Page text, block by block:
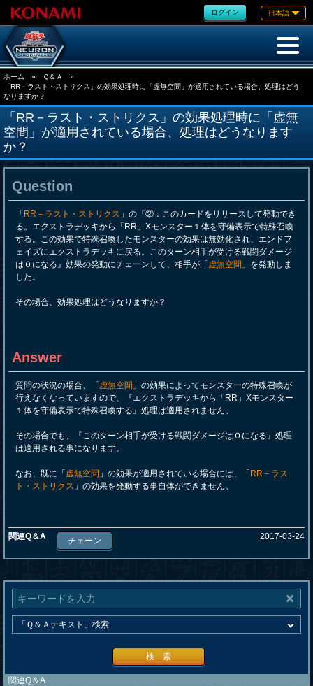
ログイン 日本語
ホーム » Ｑ＆Ａ
»
「RR－ラスト・ストリクス」の効果処理時に「虚無空間」が適用されている場合、処理はどう
なりますか？
「RR－ラスト・ストリクス」の効果処理時に「虚無
空間」が適用されている場合、処理はどうなります
か？
Question
「 RR－ラスト・ストリクス 」の『②：このカードをリリースして発動でき
る。エクストラデッキから「RR」Xモンスター１体を守備表示で特殊召喚
する。この効果で特殊召喚したモンスターの効果は無効化され、エンドフ
ェイズにエクストラデッキに戻る。このターン相手が受ける戦闘ダメージ
は０になる』効果の発動にチェーンして、相手が「 虚無空間 」を発動しま
した。
その場合、効果処理はどうなりますか？
Answer
質問の状況の場合、「 虚無空間 」の効果によってモンスターの特殊召喚が
行えなくなっていますので、『エクストラデッキから「RR」Xモンスター
１体を守備表示で特殊召喚する』処理は適用されません。
その場合でも、『このターン相手が受ける戦闘ダメージは０になる』処理
は適用される事になります。
なお、既に「 虚無空間 」の効果が適用されている場合には、「 RR－ラス
ト・ストリクス 」の効果を発動する事自体ができません。
関連Q＆A チェーン 2017-03-24
検 索
関連Q＆A